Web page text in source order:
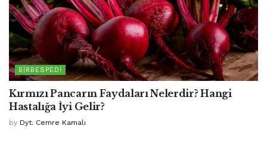
BIRBESPEDI
Kırmızı Pancarın Faydaları Nelerdir? Hangi
Hastalığa İyi Gelir?
by Dyt. Cemre Kamalı